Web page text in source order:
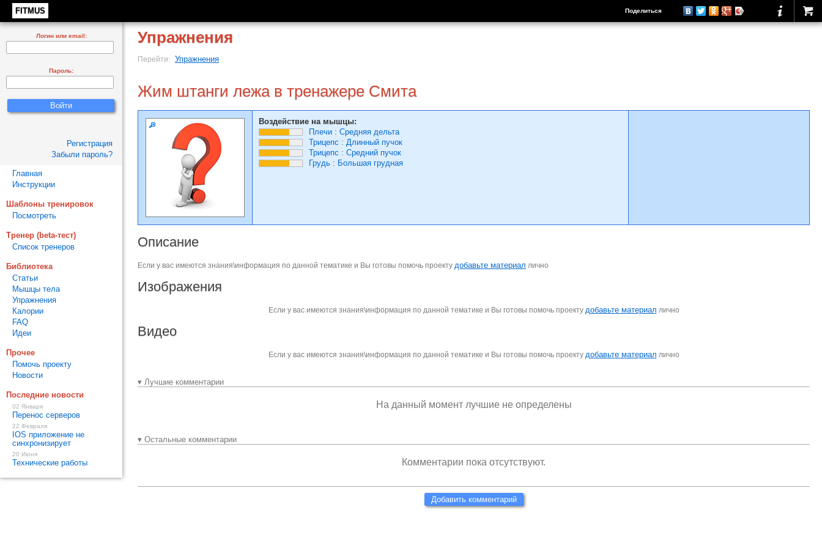
FITMUS Поделиться
Упражнения
Перейти: Упражнения
Жим штанги лежа в тренажере Смита
Воздействие на мышцы:
Плечи : Средняя дельта
Трицепс : Длинный пучок
Трицепс : Средний пучок
Грудь : Большая грудная
Описание
Если у вас имеются знания\информация по данной тематике и Вы готовы помочь проекту добавьте материал лично
Изображения
Если у вас имеются знания\информация по данной тематике и Вы готовы помочь проекту добавьте материал лично
Видео
Если у вас имеются знания\информация по данной тематике и Вы готовы помочь проекту добавьте материал лично
▾ Лучшие комментарии
На данный момент лучшие не определены
▾ Остальные комментарии
Комментарии пока отсутствуют.
Добавить комментарий
Логин или email:
Пароль:
Регистрация
Забыли пароль?
Главная
Инструкции
Шаблоны тренировок
Посмотреть
Тренер (beta-тест)
Список тренеров
Библиотека
Статьи
Мышцы тела
Упражнения
Калории
FAQ
Идеи
Прочее
Помочь проекту
Новости
Последние новости
02 Января
Перенос серверов
22 Февраля
IOS приложение не
синхронизирует
20 Июня
Технические работы